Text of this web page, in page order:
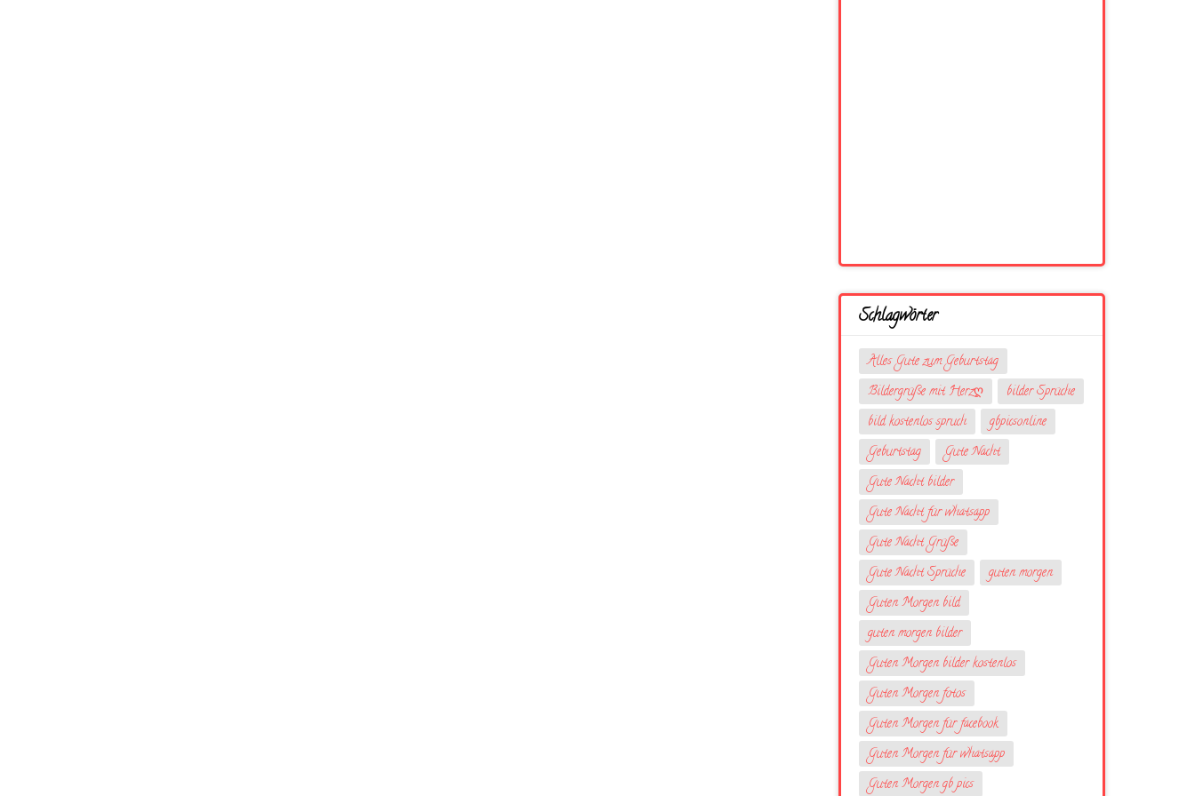
Schlagwörter
Alles Gute zum Geburtstag
Bildergrüße mit Herzღ
bilder Sprüche
bild kostenlos spruch
gbpicsonline
Geburtstag
Gute Nacht
Gute Nacht bilder
Gute Nacht für whatsapp
Gute Nacht Grüße
Gute Nacht Sprüche
guten morgen
Guten Morgen bild
guten morgen bilder
Guten Morgen bilder kostenlos
Guten Morgen fotos
Guten Morgen für facebook
Guten Morgen für whatsapp
Guten Morgen gb pics